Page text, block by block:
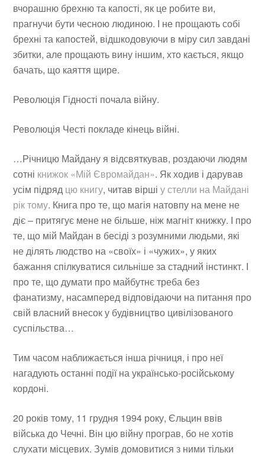
вчорашню брехню та капості, як це робите ви,
прагнучи бути чесною людиною. І не прощають собі
брехні та капостей, відшкодовуючи в міру сил завдані
збитки, але прощають вину іншим, хто кається, якщо
бачать, що каяття щире.
Революція Гідності почала війну.
Революція Честі покладе кінець війні.
…Річницю Майдану я відсвяткував, роздаючи людям
сотні книжок «Мій Євромайдан». Як ходив і дарував
усім підряд цю книгу, читав віршіу стелли на Майдані
рік тому. Книга про те, що магія натовпу на мене не
діє – притягує мене не більше, ніж магніт книжку. І про
те, що мій Майдан в бесіді з розумними людьми, які
не ділять людство на «своїх» і «чужих», у яких
бажання спілкуватися сильніше за стадний інстинкт. І
про те, що думати про майбутнє треба без
фанатизму, насамперед відповідаючи на питання про
свій власний внесок у будівництво цивілізованого
суспільства…
Тим часом наближається інша річниця, і про неї
нагадують останні події на українсько-російському
кордоні.
20 років тому, 11 грудня 1994 року, Єльцин ввів
війська до Чечні. Він цю війну програв, бо не хотів
слухати місцевих. Зумів домовитися з ними тільки